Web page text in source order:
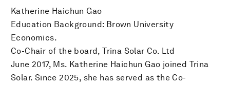
Katherine Haichun Gao
Education Background: Brown University
Economics.
Co-Chair of the board, Trina Solar Co. Ltd
June 2017, Ms. Katherine Haichun Gao joined Trina
Solar. Since 2025, she has served as the Co-